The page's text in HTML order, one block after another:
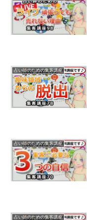
占い師のための集客講座
占い師のための集客講座
占い師のための集客講座